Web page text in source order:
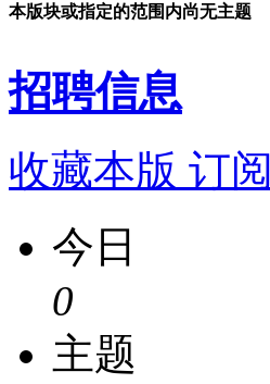
本版块或指定的范围内尚无主题
招聘信息
收藏本版 订阅
今日
0
主题